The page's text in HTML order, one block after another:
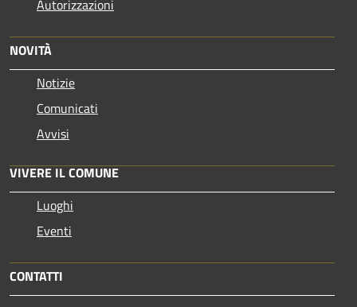
Autorizzazioni
NOVITÀ
Notizie
Comunicati
Avvisi
VIVERE IL COMUNE
Luoghi
Eventi
CONTATTI